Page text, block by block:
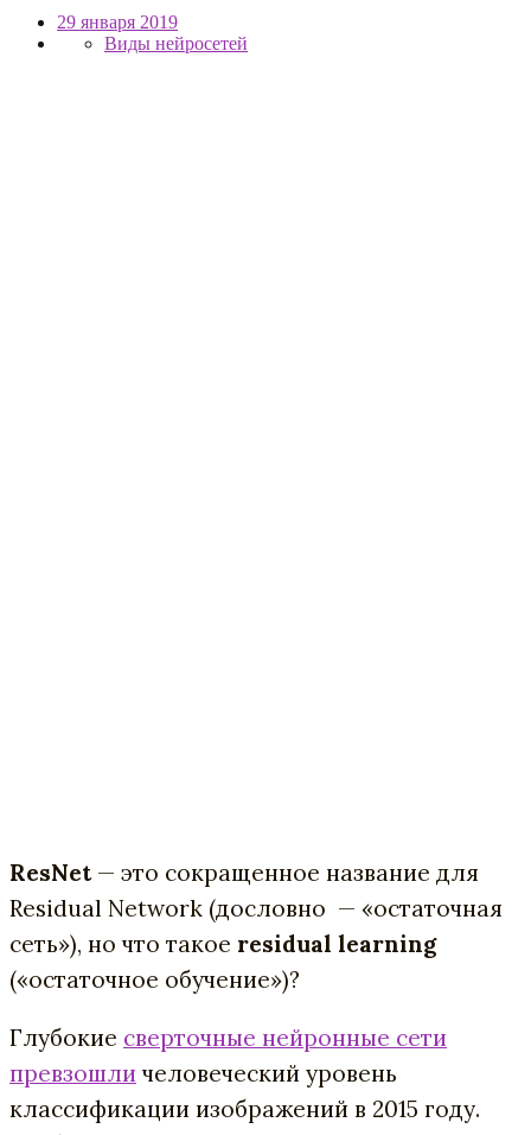
29 января 2019
Виды нейросетей
ResNet— это сокращенное название для
Residual Network (дословно — «остаточная
сеть»), но что такое residual learning
(«остаточное обучение»)?
Глубокие сверточные нейронные сети
превзошли человеческий уровень
классификации изображений в 2015 году.